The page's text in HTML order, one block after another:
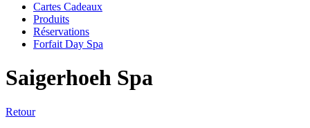
Cartes Cadeaux
Produits
Réservations
Forfait Day Spa
Saigerhoeh Spa
Retour